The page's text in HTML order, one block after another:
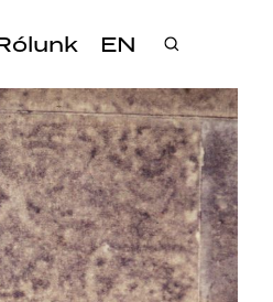
EN